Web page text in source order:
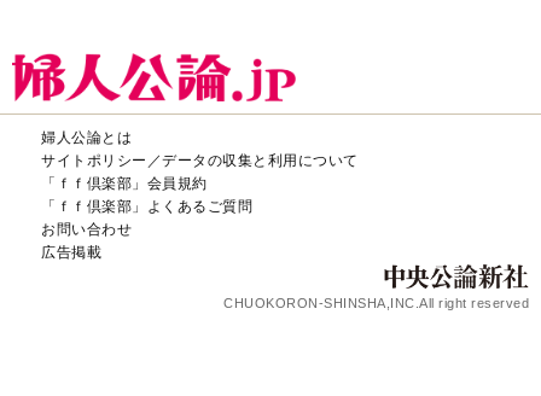
婦人公論とは
サイトポリシー／データの収集と利用について
「ｆｆ倶楽部」会員規約
「ｆｆ倶楽部」よくあるご質問
お問い合わせ
広告掲載
CHUOKORON-SHINSHA,INC.All right reserved